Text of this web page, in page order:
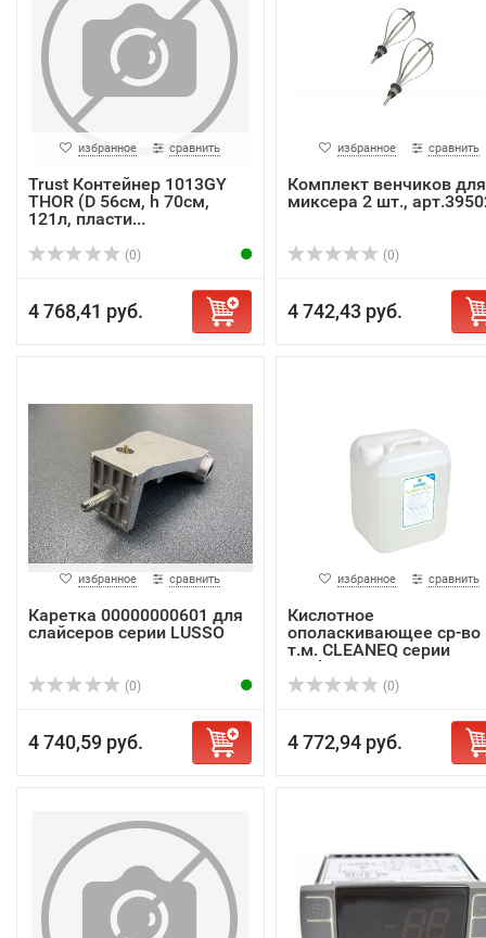
избранное сравнить
Trust Контейнер 1013GY
THOR (D 56см, h 70см,
121л, пласти...
(0)
4 768,41 руб.
избранное сравнить
Комплект венчиков для
миксера 2 шт.,
(0)
4 742,43 руб.
избранное сравнить
Каретка 00000000601 для
слайсеров серии LUSSO
(0)
4 740,59 руб.
избранное сравнить
Кислотное
ополаскивающее ср-во
т.м. CLEANEQ серии
Acidem ...
(0)
4 772,94 руб.